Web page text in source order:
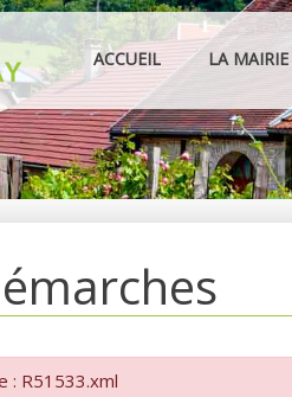
ACCUEIL LA MAIRIE
: R51533.xml